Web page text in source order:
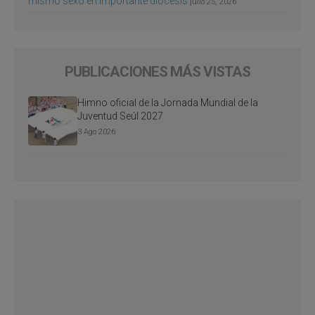
julio 25, 2026
PUBLICACIONES MÁS VISTAS
Himno oficial de la Jornada Mundial de la
Juventud Seúl 2027
3 Ago 2026